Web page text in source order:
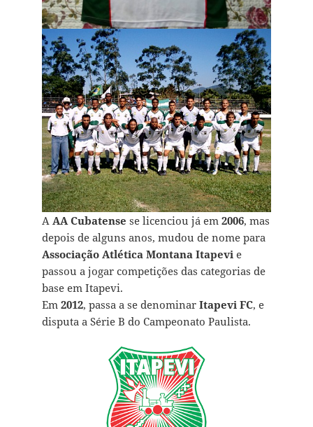
A AA Cubatense se licenciou já em 2006, mas
depois de alguns anos, mudou de nome para
Associação Atlética Montana Itapevie
passou a jogar competições das categorias de
base em Itapevi.
Em 2012, passa a se denominar Itapevi FC, e
disputa a Série B do Campeonato Paulista.